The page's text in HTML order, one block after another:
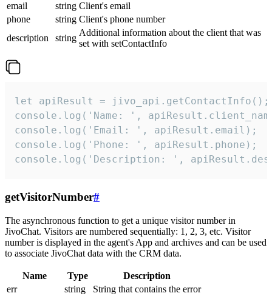
email
string Client's email
phone
string Client's phone number
description
string
Additional information about the client that was
set with setContactInfo
let apiResult = jivo_api.getContactInfo();
console.log('Name: ',
console.log('Email: ', apiResult.email);
console.log('Phone: ', apiResult.phone);
console.log('Description: ',
getVisitorNumber#
The asynchronous function to get a unique visitor number in
JivoChat. Visitors are numbered sequentially: 1, 2, 3, etc. Visitor
number is displayed in the agent's App and archives and can be used
to associate JivoChat data with the CRM data.
Name Type
Description
err
string
String that contains the error